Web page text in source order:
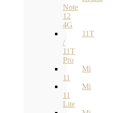
Note
12
4G
11T
/
11T
Pro
Mi
11
Mi
11
Lite